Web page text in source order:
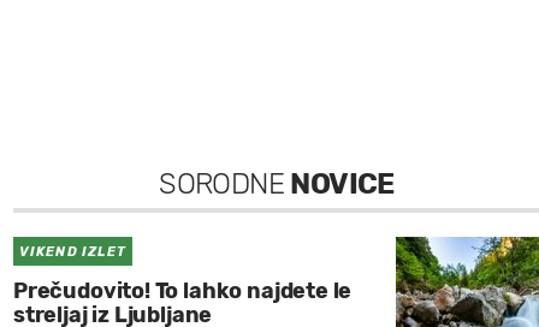
SORODNE NOVICE
VIKEND IZLET
Prečudovito! To lahko najdete le
streljaj iz Ljubljane